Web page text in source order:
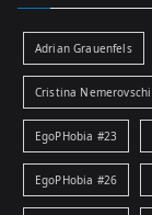
Adrian Grauenfels
Cristina Nemerovschi
EgoPHobia #23
EgoPHobia #26